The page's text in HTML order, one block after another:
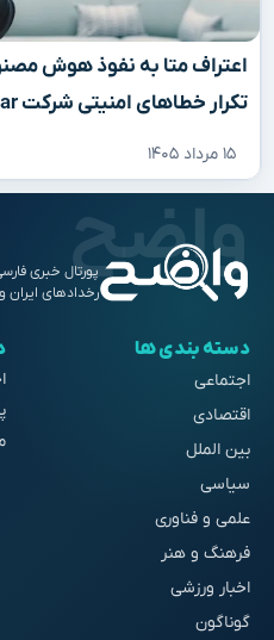
اعتراف متا به نفوذ هوش
تکرار خطاهای امنیتی شرکت Irregular
۱۵ مرداد ۱۴۰۵
پورتال خبری
رخدادهای ایران
دسته بندی ها
اجتماعی
اقتصادی
بین الملل
سیاسی
علمی و فناوری
فرهنگ و هنر
اخبار ورزشی
گوناگون